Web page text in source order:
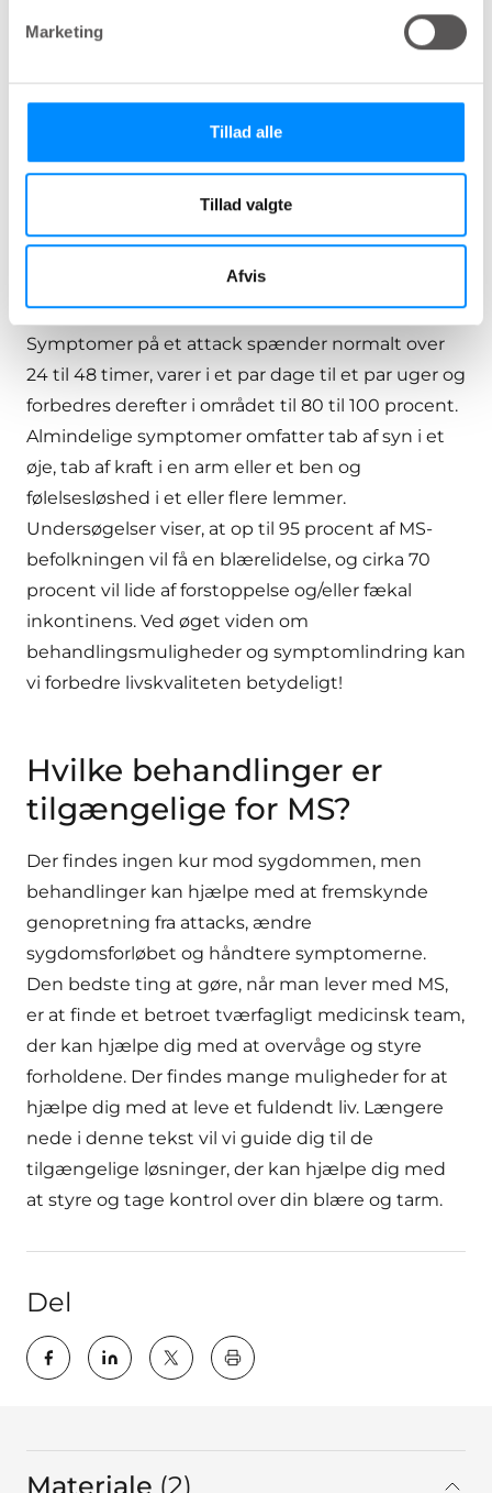
Marketing
Tillad alle
Tillad valgte
Afvis
overvægt, rygning, inflammatoriske sygdomme
og en række vira. Kvinder er op til tre gange så
for MS i den generelle befolkning er 0,5 procent
og stiger til 1 procent, hvis en forælder eller
søskende har sygdommen.
Hvad er symptomerne på
Symptomer på et attack spænder normalt over
24 til 48 timer, varer i et par dage til et par uger og
forbedres derefter i området til 80 til 100 procent.
Almindelige symptomer omfatter tab af syn i et
øje, tab af kraft i en arm eller et ben og
følelsesløshed i et eller flere lemmer.
Undersøgelser viser, at op til 95 procent af MS-
befolkningen vil få en blærelidelse, og cirka 70
procent vil lide af forstoppelse og/eller fækal
inkontinens. Ved øget viden om
behandlingsmuligheder og symptomlindring kan
vi forbedre livskvaliteten betydeligt!
Hvilke behandlinger er
tilgængelige for MS?
Der findes ingen kur mod sygdommen, men
behandlinger kan hjælpe med at fremskynde
genopretning fra attacks, ændre
sygdomsforløbet og håndtere symptomerne.
Den bedste ting at gøre, når man lever med MS,
er at finde et betroet tværfagligt medicinsk team,
der kan hjælpe dig med at overvåge og styre
forholdene. Der findes mange muligheder for at
hjælpe dig med at leve et fuldendt liv. Længere
nede i denne tekst vil vi guide dig til de
tilgængelige løsninger, der kan hjælpe dig med
at styre og tage kontrol over din blære og tarm.
Del
key:global.print-this-page
Materiale 2I alt